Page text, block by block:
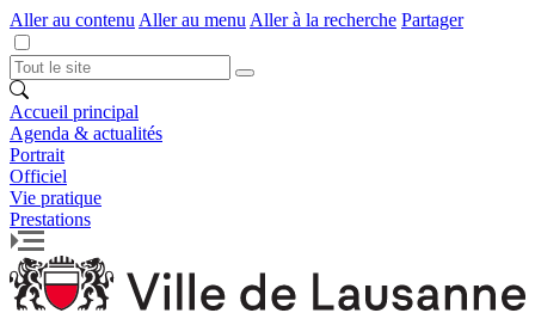
Aller au contenu Aller au menu Aller à la recherche Partager
Accueil principal
Agenda & actualités
Portrait
Officiel
Vie pratique
Prestations